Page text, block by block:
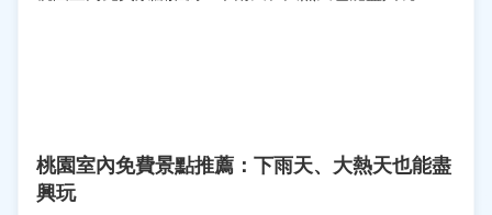
桃園室內免費景點推薦：下雨天、大熱天也能盡
興玩